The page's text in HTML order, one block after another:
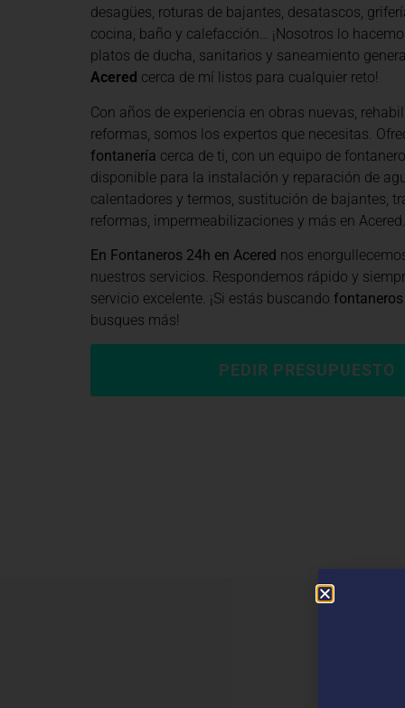
desagües, roturas de bajantes, desatascos,
cocina, baño y calefacción… ¡Nosotros lo
platos de ducha, sanitarios y saneamiento
Acered cerca de mí listos para cualquier reto!
Con años de experiencia en obras nuevas,
reformas, somos los expertos que necesitas.
fontanería cerca de ti, con un equipo de
disponible para la instalación y reparación de
calentadores y termos, sustitución de bajantes,
reformas, impermeabilizaciones y más en Acered.
En Fontaneros 24h en Acered nos
nuestros servicios. Respondemos rápido y
servicio excelente. ¡Si estás buscando
busques más!
PEDIR PRESUPUESTO